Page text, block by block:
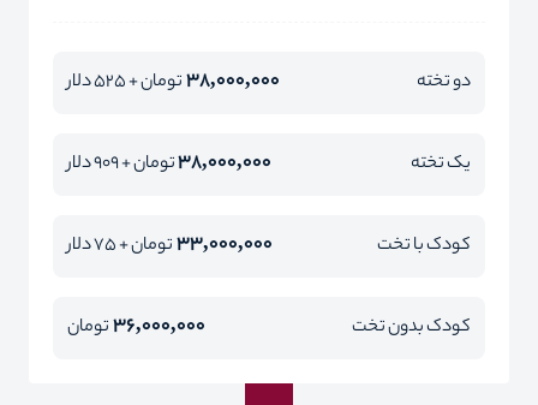
دو تخته 38,000,000تومان + 525 دلار
یک تخته 38,000,000تومان + 909 دلار
کودک با تخت 33,000,000تومان + 75 دلار
کودک بدون تخت 36,000,000تومان